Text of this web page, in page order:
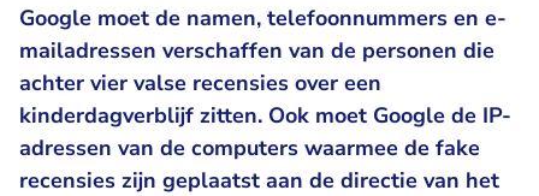
Google moet de namen, telefoonnummers en e-
mailadressen verschaffen van de personen die
achter vier valse recensies over een
kinderdagverblijf zitten. Ook moet Google de IP-
adressen van de computers waarmee de fake
recensies zijn geplaatst aan de directie van het